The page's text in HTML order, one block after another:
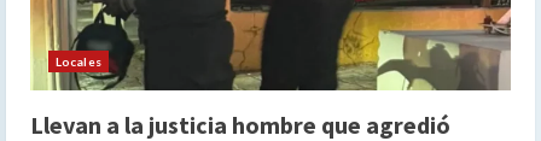
o
Locales
Llevan a la justicia hombre que agredió